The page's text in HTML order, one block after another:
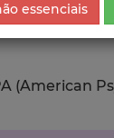
essenciais